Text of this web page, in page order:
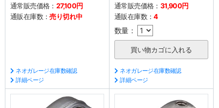
通常販売価格： 27,100円
通販在庫数：売り切れ中
ネオガレージ在庫数確認
詳細ページ
通常販売価格： 31,900円
通販在庫数：4
数量：
ネオガレージ在庫数確認
詳細ページ